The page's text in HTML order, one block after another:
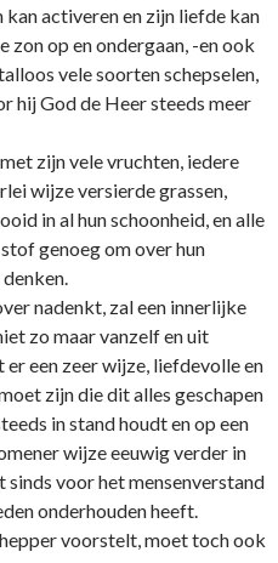
activeren en zijn liefde kan
zon op en ondergaan, -en ook
vele soorten schepselen,
hij God de Heer steeds meer
zijn vele vruchten, iedere
wijze versierde grassen,
in al hun schoonheid, en alle
genoeg om over hun
nadenkt, zal een innerlijke
zo maar vanzelf en uit
een zeer wijze, liefdevolle en
zijn die dit alles geschapen
in stand houdt en op een
wijze eeuwig verder in
voor het mensenverstand
onderhouden heeft.
voorstelt, moet toch ook